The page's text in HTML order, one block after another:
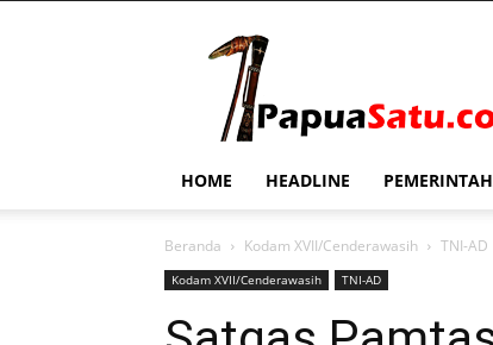
HOME HEADLINE
Beranda Kodam XVII/Cenderawasih TNI-AD
Kodam XVII/Cenderawasih TNI-AD